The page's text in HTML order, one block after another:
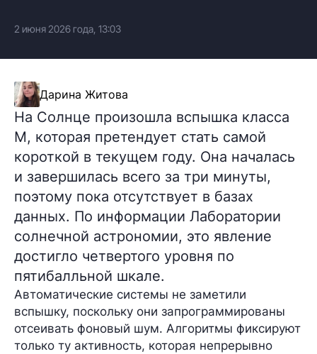
2 июня 2026 года, 13:03
Дарина Житова
На Солнце произошла вспышка класса
M, которая претендует стать самой
короткой в текущем году. Она началась
и завершилась всего за три минуты,
поэтому пока отсутствует в базах
данных. По информации Лаборатории
солнечной астрономии, это явление
достигло четвертого уровня по
пятибалльной шкале.
Автоматические системы не заметили
вспышку, поскольку они запрограммированы
отсеивать фоновый шум. Алгоритмы фиксируют
только ту активность, которая непрерывно